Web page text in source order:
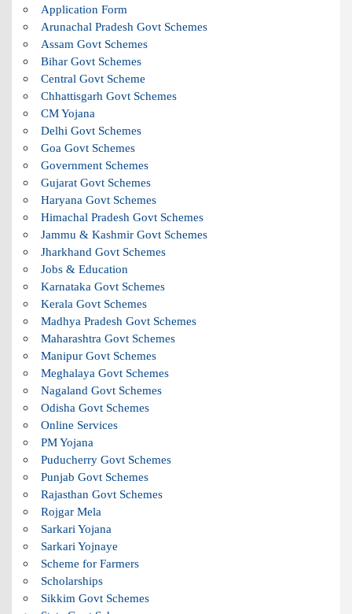
Application Form
Arunachal Pradesh Govt Schemes
Assam Govt Schemes
Bihar Govt Schemes
Central Govt Scheme
Chhattisgarh Govt Schemes
CM Yojana
Delhi Govt Schemes
Goa Govt Schemes
Government Schemes
Gujarat Govt Schemes
Haryana Govt Schemes
Himachal Pradesh Govt Schemes
Jammu & Kashmir Govt Schemes
Jharkhand Govt Schemes
Jobs & Education
Karnataka Govt Schemes
Kerala Govt Schemes
Madhya Pradesh Govt Schemes
Maharashtra Govt Schemes
Manipur Govt Schemes
Meghalaya Govt Schemes
Nagaland Govt Schemes
Odisha Govt Schemes
Online Services
PM Yojana
Puducherry Govt Schemes
Punjab Govt Schemes
Rajasthan Govt Schemes
Rojgar Mela
Sarkari Yojana
Sarkari Yojnaye
Scheme for Farmers
Scholarships
Sikkim Govt Schemes